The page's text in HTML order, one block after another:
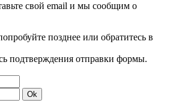
свой email и мы сообщим о
позднее или обратитесь в
подтверждения отправки формы.
Ok